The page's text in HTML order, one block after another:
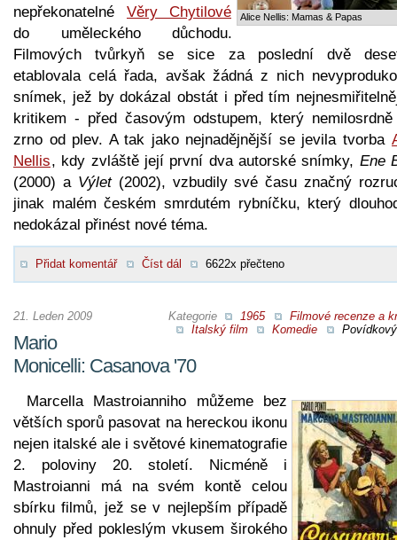
Alice Nellis: Mamas & Papas
nepřekonatelné Věry Chytilové
do uměleckého důchodu.
Filmových tvůrkyň se sice za poslední dvě
etablovala celá řada, avšak žádná z nich
snímek, jež by dokázal obstát i před tím
kritikem - před časovým odstupem, který
zrno od plev. A tak jako nejnadějnější se jevila tvorba
Nellis, kdy zvláště její první dva autorské snímky, Ene
(2000) a Výlet(2002), vzbudily své času značný
jinak malém českém smrdutém rybníčku, který
nedokázal přinést nové téma.
Přidat komentář Číst dál 6622x přečteno
Kategorie 1965
Filmové recenze a
Italský film
Komedie
21. Leden 2009
Mario
Monicelli: Casanova '70
Marcella Mastroianniho můžeme bez
větších sporů pasovat na hereckou ikonu
nejen italské ale i světové kinematografie
2. poloviny 20. století. Nicméně i
Mastroianni má na svém kontě celou
sbírku filmů, jež se v nejlepším případě
ohnuly před pokleslým vkusem širokého